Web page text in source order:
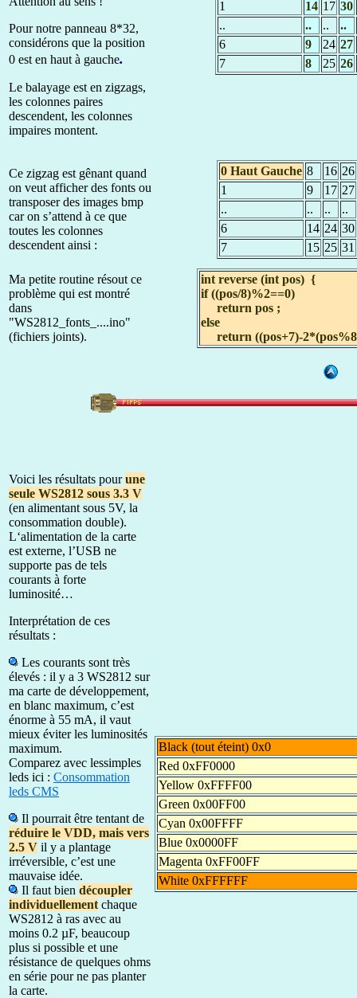
Pour notre panneau 8*32,
considérons que la position
0 est en haut à gauche.
Le balayage est en zigzags,
les colonnes paires
descendent, les colonnes
impaires montent.
1 14 17 30
..
.. ..
..
6
9 24 27
7
8 25 26
Ce zigzag est gênant quand
on veut afficher des fonts ou
transposer des images bmp
car on s’attend à ce que
toutes les colonnes
descendent ainsi :
0 Haut Gauche 8 16 26
1
9 17 27
..
.. ..
..
6
14 24 30
7
15 25 31
Ma petite routine résout ce
problème qui est montré
dans
"WS2812_fonts_....ino"
(fichiers joints).
int reverse (int pos) {
if ((pos/8)%2==0)
return pos ;
else
return ((pos+7)-
Voici les résultats pourune
seule WS2812 sous 3.3 V
(en alimentant sous 5V, la
consommation double).
L‘alimentation de la carte
est externe, l’USB ne
supporte pas de tels
courants à forte
luminosité…
Interprétation de ces
résultats :
Les courants sont très
élevés : il y a 3 WS2812 sur
ma carte de développement,
en blanc maximum, c’est
énorme à 55 mA, il vaut
mieux éviter les luminosités
maximum.
Comparez avec lessimples
leds ici : Consommation
leds CMS
Il pourrait être tentant de
réduire le VDD, mais vers
2.5 V il y a plantage
irréversible, c’est une
mauvaise idée.
Il faut bien découpler
individuellement chaque
WS2812 à ras avec au
moins 0.2 µF, beaucoup
plus si possible et une
résistance de quelques ohms
en série pour ne pas planter
la carte.
Black (tout éteint) 0x0
Red 0xFF0000
Yellow 0xFFFF00
Green 0x00FF00
Cyan 0x00FFFF
Blue 0x0000FF
Magenta 0xFF00FF
White 0xFFFFFF